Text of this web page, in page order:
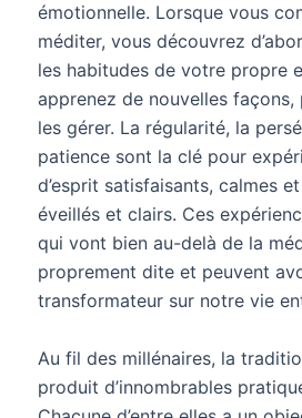
émotionnelle. Lorsque vous
méditer, vous découvrez
les habitudes de votre propre
apprenez de nouvelles
les gérer. La régularité, la
patience sont la clé pour
d’esprit satisfaisants, calmes
éveillés et clairs. Ces
qui vont bien au-delà de la
proprement dite et peuvent
transformateur sur notre vie
Au fil des millénaires, la
produit d’innombrables